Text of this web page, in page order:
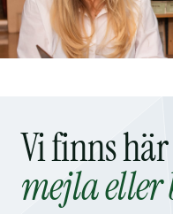
Vi finns
mejla